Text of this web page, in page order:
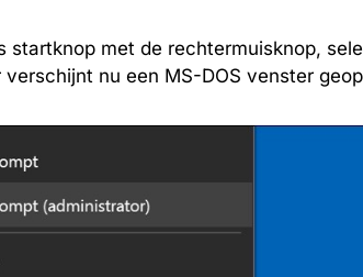
startknop met de rechtermuisknop,
verschijnt nu een MS-DOS venster